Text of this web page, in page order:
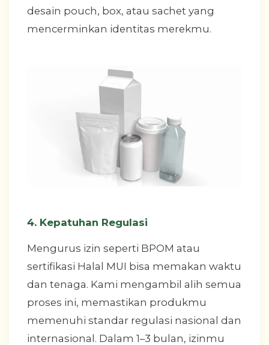
desain pouch, box, atau sachet yang
mencerminkan identitas merekmu.
4. Kepatuhan Regulasi
Mengurus izin seperti BPOM atau
sertifikasi Halal MUI bisa memakan waktu
dan tenaga. Kami mengambil alih semua
proses ini, memastikan produkmu
memenuhi standar regulasi nasional dan
internasional. Dalam 1–3 bulan, izinmu